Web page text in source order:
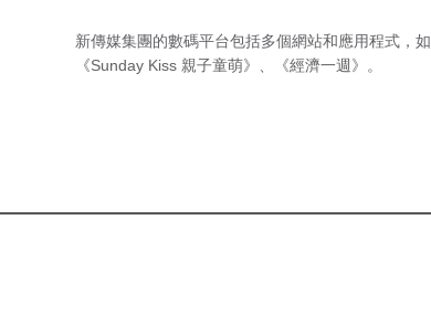
新傳媒集團的數碼平台包括多個網站和應用程式，如
《Sunday Kiss 親子童萌》
《經濟一週》 。